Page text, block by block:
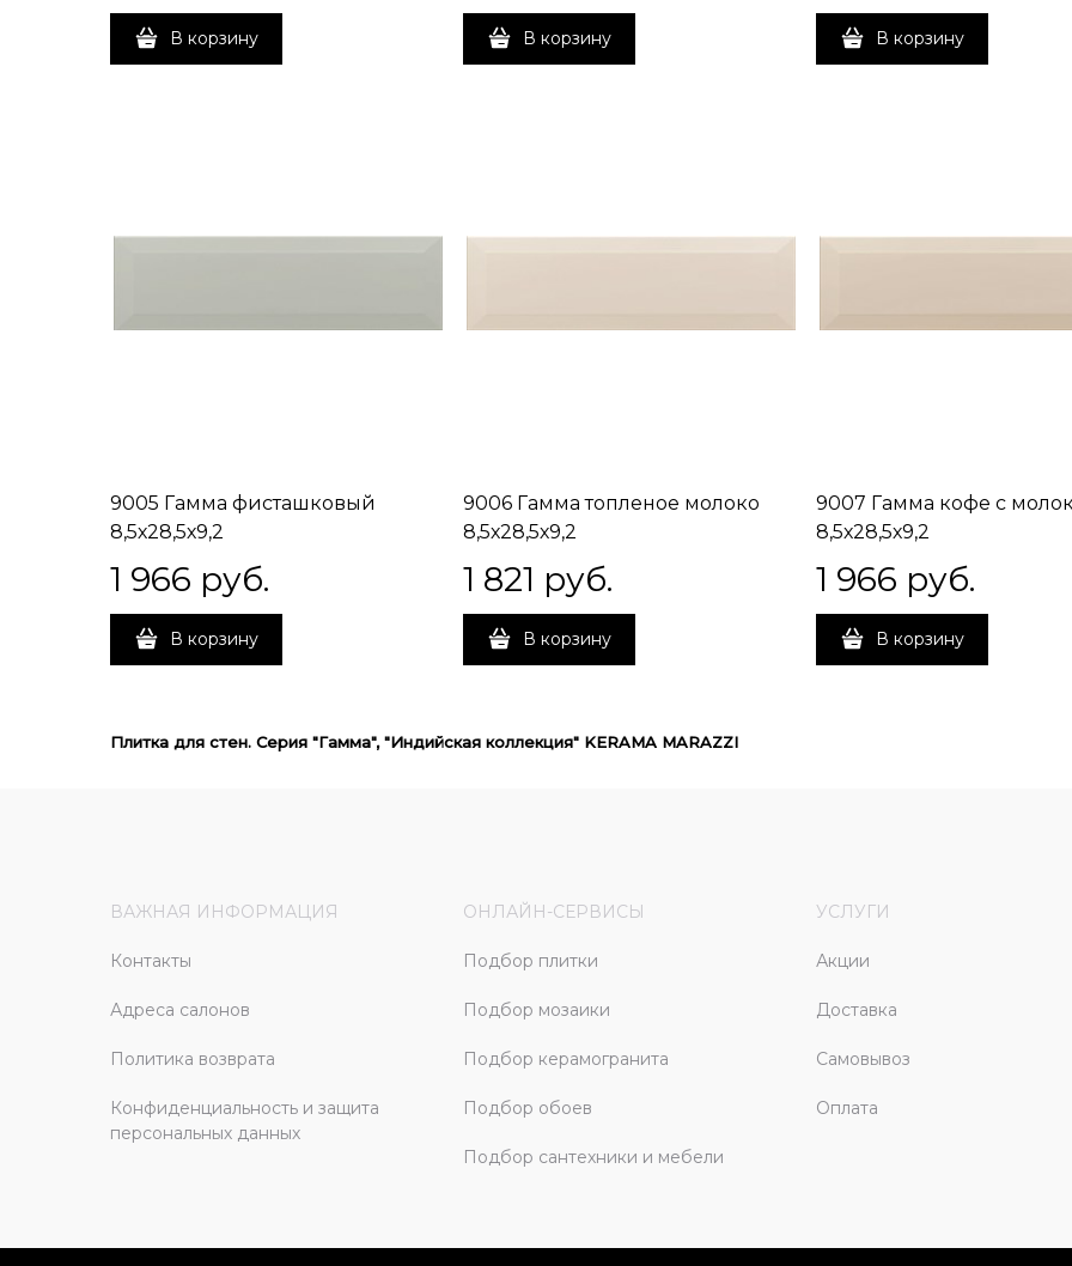
В корзину В корзину В корзину
9005 Гамма фисташковый
8,5х28,5х9,2
1 966 руб.
В корзину
9006 Гамма топленое молоко
8,5х28,5х9,2
1 821 руб.
В корзину
9007 Гамма кофе с
8,5х28,5х9,2
1 966 руб.
В корзину
Плитка для стен. Серия "Гамма", "Индийская коллекция" KERAMA MARAZZI
ВАЖНАЯ ИНФОРМАЦИЯ
Контакты
Адреса салонов
Политика возврата
Конфиденциальность и защита
персональных данных
ОНЛАЙН-СЕРВИСЫ
Подбор плитки
Подбор мозаики
Подбор керамогранита
Подбор обоев
Подбор сантехники и мебели
УСЛУГИ
Акции
Доставка
Самовывоз
Оплата